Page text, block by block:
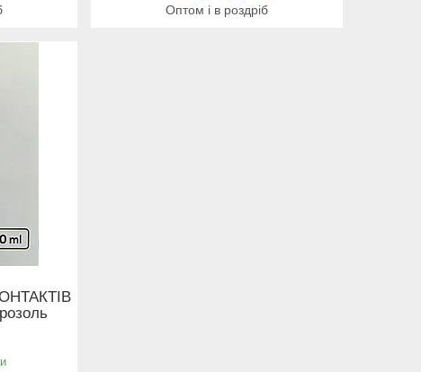
Оптом і в роздріб